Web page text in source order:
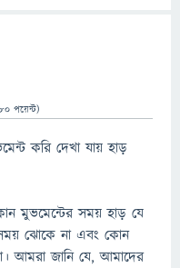
পয়েন্ট)
করি দেখা যায় হাড়
মুভমেন্টের সময় হাড় যে
ঝোকে না এবং কোন
আমরা জানি যে, আমাদের